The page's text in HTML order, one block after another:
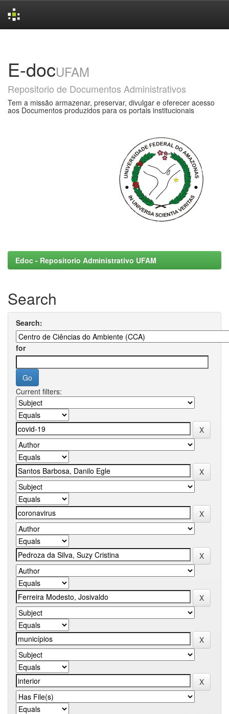
E-docUFAM
Repositorio de Documentos Administrativos
Tem a missão armazenar, preservar, divulgar e oferecer acesso
aos Documentos produzidos para os portais institucionais
Edoc - Repositorio Administrativo UFAM
Search
Search:
for
Current filters: